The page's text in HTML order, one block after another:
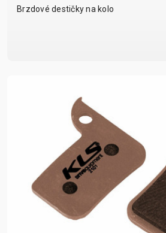
Brzdové destičky na kolo